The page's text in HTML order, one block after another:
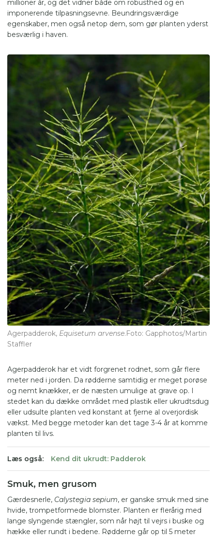
millioner år, og det vidner både om robusthed og en
imponerende tilpasningsevne. Beundringsværdige
egenskaber, men også netop dem, som gør planten yderst
besværlig i haven.
Agerpadderok, Equisetum arvense.Foto: Gapphotos/Martin
Staffler
Agerpadderok har et vidt forgrenet rodnet, som går flere
meter ned i jorden. Da rødderne samtidig er meget porøse
og nemt knækker, er de næsten umulige at grave op. I
stedet kan du dække området med plastik eller ukrudtsdug
eller udsulte planten ved konstant at fjerne al overjordisk
vækst. Med begge metoder kan det tage 3-4 år at komme
planten til livs.
Læs også: Kend dit ukrudt: Padderok
Smuk, men grusom
Gærdesnerle, Calystegia sepium, er ganske smuk med sine
hvide, trompetformede blomster. Planten er flerårig med
lange slyngende stængler, som når højt til vejrs i buske og
hække eller rundt i bedene. Rødderne går op til 5 meter